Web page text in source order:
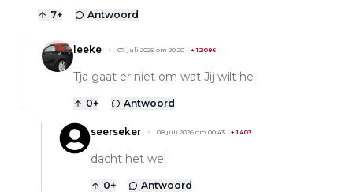
7+ Antwoord
leeke 07 juli 2026 om 20:20 +12086
Tja gaat er niet om wat Jij wilt he.
0+ Antwoord
seerseker 08 juli 2026 om 00:43 +1403
dacht het wel
0+ Antwoord